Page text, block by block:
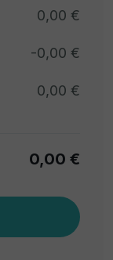
0,00 €
-0,00 €
0,00 €
0,00 €